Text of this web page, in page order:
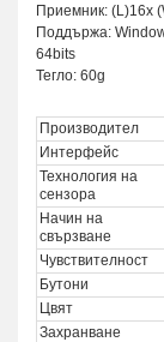
Приемник: (L)16x
Поддържа:
64bits
Тегло: 60g
Производител
Интерфейс
Технология на
сензора
Начин на
свързване
Чувствителност
Бутони
Цвят
Захранване